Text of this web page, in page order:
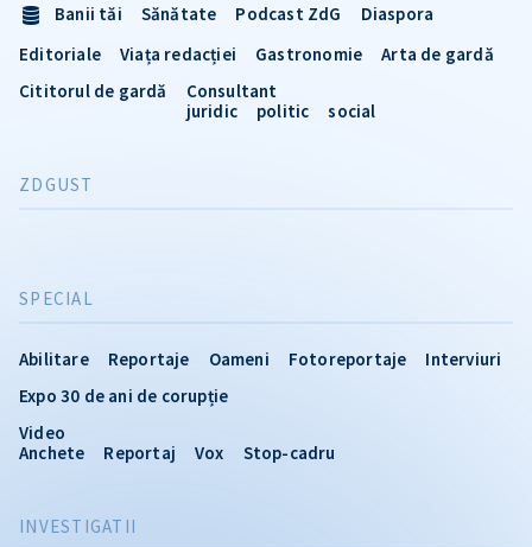
INVESTIGATII
SPECIAL
Abilitare Reportaje Oameni Fotoreportaje
Interviuri
Expo 30 de ani de corupție
Video
Anchete
Reportaj Vox Stop-cadru
Banii tăi Sănătate Podcast ZdG
Diaspora
Editoriale
Viața redacției Gastronomie
Arta de gardă
Cititorul de gardă
Consultant
juridic
politic social
ZDGUST